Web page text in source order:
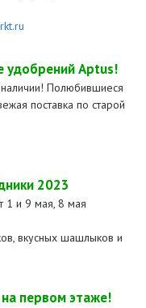
удобрений Aptus!
Полюбившиеся
поставка по старой
2023
1 и 9 мая, 8 мая
вкусных шашлыков и
первом этаже!